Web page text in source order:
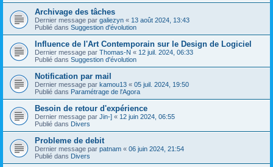
Archivage des tâches
Dernier message par galiezyn « 13 août 2024, 13:43
Publié dans Suggestion d'évolution
Influence de l'Art Contemporain sur le Design de Logiciel
Dernier message par Thomas-N « 12 juil. 2024, 06:33
Publié dans Suggestion d'évolution
Notification par mail
Dernier message par kamou13 « 05 juil. 2024, 19:50
Publié dans Paramétrage de l'Agora
Besoin de retour d'expérience
Dernier message par Jin-] « 12 juin 2024, 06:55
Publié dans Divers
Probleme de debit
Dernier message par patnam « 06 juin 2024, 21:54
Publié dans Divers